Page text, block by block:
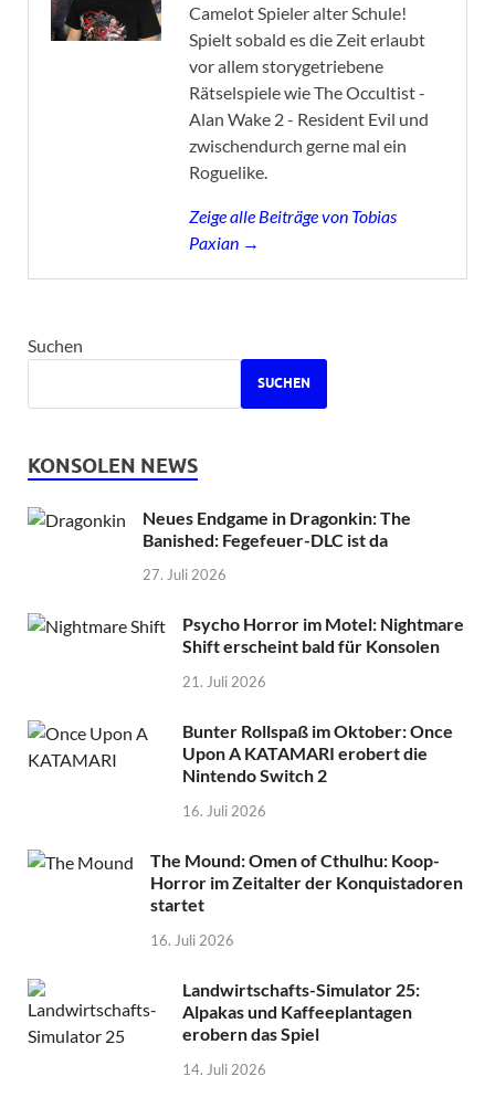
Camelot Spieler alter Schule!
Spielt sobald es die Zeit erlaubt
vor allem storygetriebene
Rätselspiele wie The Occultist -
Alan Wake 2 - Resident Evil und
zwischendurch gerne mal ein
Roguelike.
Zeige alle Beiträge von Tobias
Paxian →
Suchen
SUCHEN
KONSOLEN NEWS
Neues Endgame in Dragonkin: The
Banished: Fegefeuer-DLC ist da
27. Juli 2026
Psycho Horror im Motel: Nightmare
Shift erscheint bald für Konsolen
21. Juli 2026
Bunter Rollspaß im Oktober: Once
Upon A KATAMARI erobert die
Nintendo Switch 2
16. Juli 2026
The Mound: Omen of Cthulhu: Koop-
Horror im Zeitalter der Konquistadoren
startet
16. Juli 2026
Landwirtschafts-Simulator 25:
Alpakas und Kaffeeplantagen
erobern das Spiel
14. Juli 2026